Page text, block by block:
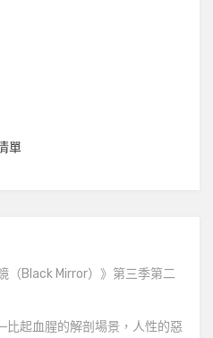
單
（Black Mirror）》第三季第二
比起血腥的解剖場景，人性的惡